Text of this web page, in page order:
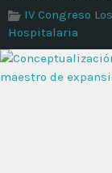
IV Congreso
Hospitalaria